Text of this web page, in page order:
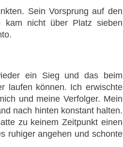
Sein Vorsprung auf den
kam nicht über Platz sieben
ein Sieg und das beim
laufen können. Ich erwischte
und meine Verfolger. Mein
nach hinten konstant halten.
zu keinem Zeitpunkt einen
ruhiger angehen und schonte